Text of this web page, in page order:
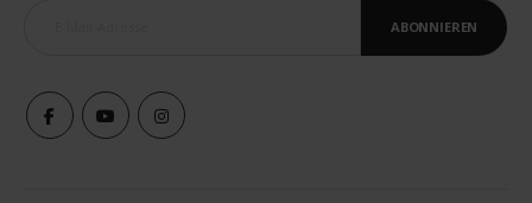
ABONNIEREN